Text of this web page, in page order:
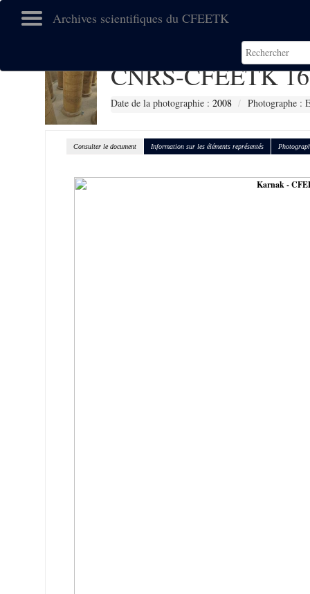
Archives scientifiques du CFEETK
CNRS-CFEETK
Date de la photographie : 2008 Photographe :
Consulter le document Information sur les éléments représentés